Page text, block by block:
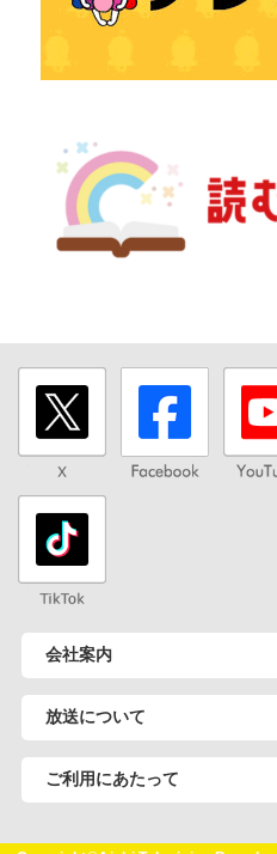
会社案内
放送について
ご利用にあたって